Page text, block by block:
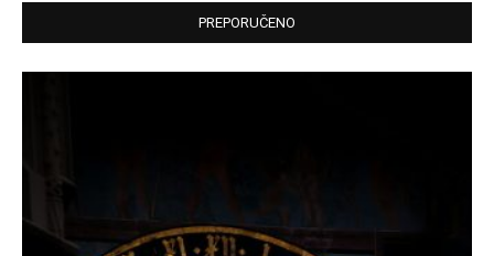
PREPORUČENO